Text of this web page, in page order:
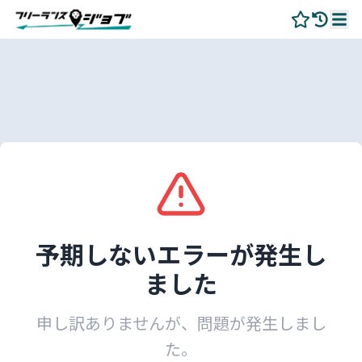
予期しないエラーが発生し
ました
申し訳ありませんが、問題が発生しまし
た。